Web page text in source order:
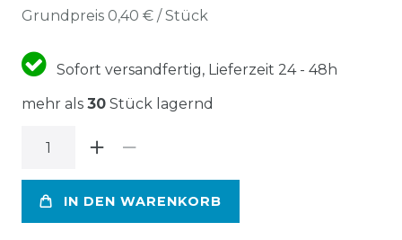
Grundpreis 0,40 € / Stück
Sofort versandfertig, Lieferzeit 24 - 48h
mehr als 30 Stück lagernd
IN DEN WARENKORB